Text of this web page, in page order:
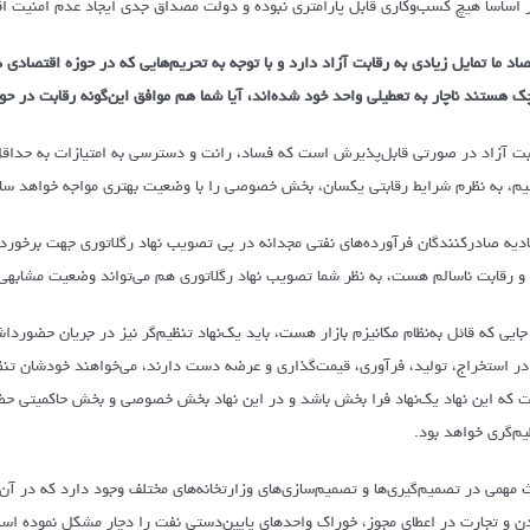
اساساً هیچ کسب‌وکاری قابل پارامتری نبوده و دولت مصداق جدی ایجاد عدم
ما تمایل زیادی به رقابت آزاد دارد و با توجه به تحریم‌هایی که در حوزه
هستند ناچار به تعطیلی واحد خود شده‌اند، آیا شما هم موافق این‌گونه رقابت در
آزاد در صورتی قابل‌پذیرش است که فساد، رانت و دسترسی به امتیازات به
به نظرم شرایط رقابتی یکسان، بخش خصوصی را با وضعیت بهتری مواجه خواهد
صادرکنندگان فرآورده‌های نفتی مجدانه در پی تصویب نهاد رگلاتوری جهت
و رقابت ناسالم هست، به نظر شما تصویب نهاد رگلاتوری هم می‌تواند وضعیت
که قائل به‌نظام مکانیزم بازار هست، باید یک‌نهاد تنظیم‌گر نیز در جریان
استخراج، تولید، فرآوری، قیمت‌گذاری و عرضه دست دارند، می‌خواهند خودشان
که این نهاد یک‌نهاد فرا بخش باشد و در این نهاد بخش خصوصی و بخش حاکمیتی
خواهد بود.
مهمی در تصمیم‌گیری‌ها و تصمیم‌سازی‌های وزارتخانه‌های مختلف وجود دارد که در
و تجارت در اعطای مجوز، خوراک واحدهای پایین‌دستی نفت را دچار مشکل نموده